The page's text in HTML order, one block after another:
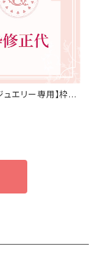
ュエリー専用】枠修
（税込）